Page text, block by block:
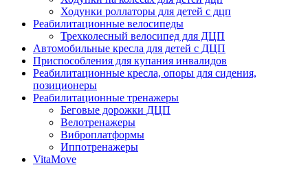
Ходунки роллаторы для детей с дцп
Реабилитационные велосипеды
Трехколесный велосипед для ДЦП
Автомобильные кресла для детей с ДЦП
Приспособления для купания инвалидов
Реабилитационные кресла, опоры для сидения,
позиционеры
Реабилитационные тренажеры
Беговые дорожки ДЦП
Велотренажеры
Виброплатформы
Иппотренажеры
VitaMove